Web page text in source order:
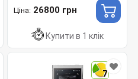
Ціна: 26800 грн
Купити в 1 клік
7